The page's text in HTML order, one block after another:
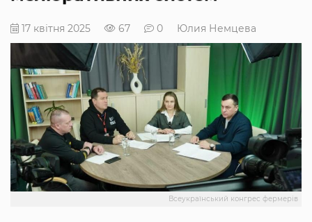
17 квітня 2025 67 0 Юлия Немцева
Всеукраїнський конгрес фермерів